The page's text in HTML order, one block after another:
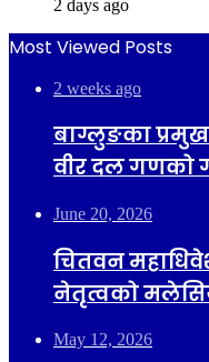
2 days ago
Most Viewed Posts
2 weeks ago
बाग्लुङका
वीर दल गणको
June 20, 2026
चितवन
नेतृत्वको
May 12, 2026